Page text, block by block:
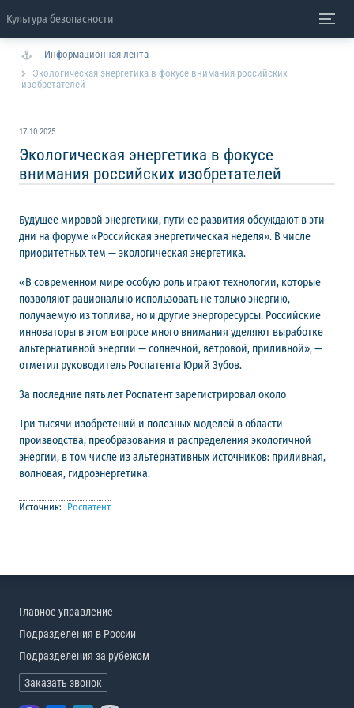
Культура безопасности
Информационная лента
Экологическая энергетика в фокусе внимания российских
изобретателей
17.10.2025
Экологическая энергетика в фокусе
внимания российских изобретателей
Будущее мировой энергетики, пути ее развития обсуждают в эти
дни на форуме «Российская энергетическая неделя». В числе
приоритетных тем — экологическая энергетика.
«В современном мире особую роль играют технологии, которые
позволяют рационально использовать не только энергию,
получаемую из топлива, но и другие энергоресурсы. Российские
инноваторы в этом вопросе много внимания уделяют выработке
альтернативной энергии — солнечной, ветровой, приливной», —
отметил руководитель Роспатента Юрий Зубов.
За последние пять лет Роспатент зарегистрировал около
Три тысячи изобретений и полезных моделей в области
производства, преобразования и распределения экологичной
энергии, в том числе из альтернативных источников: приливная,
волновая, гидроэнергетика.
Источник: Роспатент
Главное управление
Подразделения в России
Подразделения за рубежом
Заказать звонок